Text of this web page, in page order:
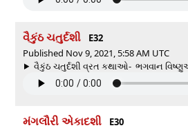
વૈકુંઠ ચતુર્દશી
E32
Published Nov 9, 2021, 5:58 AM UTC
વૈકુંઠ ચતુર્દશી વ્રત કથાઓ- ભગવાન
મંગલૌરી એકાદશી
E30